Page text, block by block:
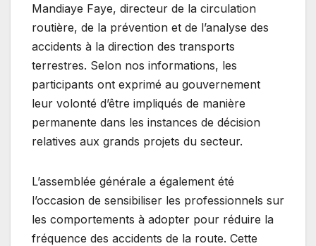
Mandiaye Faye, directeur de la circulation
routière, de la prévention et de l’analyse des
accidents à la direction des transports
terrestres. Selon nos informations, les
participants ont exprimé au gouvernement
leur volonté d’être impliqués de manière
permanente dans les instances de décision
relatives aux grands projets du secteur.
L’assemblée générale a également été
l’occasion de sensibiliser les professionnels sur
les comportements à adopter pour réduire la
fréquence des accidents de la route. Cette